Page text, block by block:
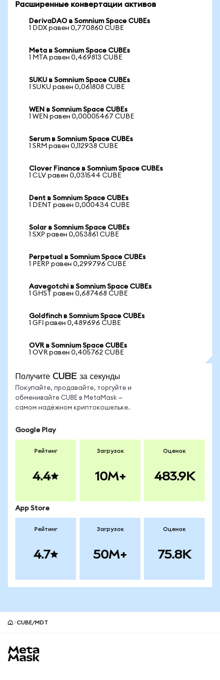
Расширенные конвертации активов
DerivaDAO в Somnium Space CUBEs
1 DDX равен 0,770860 CUBE
Meta в Somnium Space CUBEs
1 MTA равен 0,469813 CUBE
SUKU в Somnium Space CUBEs
1 SUKU равен 0,061808 CUBE
WEN в Somnium Space CUBEs
1 WEN равен 0,00005467 CUBE
Serum в Somnium Space CUBEs
1 SRM равен 0,112938 CUBE
Clover Finance в Somnium Space CUBEs
1 CLV равен 0,031544 CUBE
Dent в Somnium Space CUBEs
1 DENT равен 0,000434 CUBE
Solar в Somnium Space CUBEs
1 SXP равен 0,053861 CUBE
Perpetual в Somnium Space CUBEs
1 PERP равен 0,299796 CUBE
Aavegotchi в Somnium Space CUBEs
1 GHST равен 0,687468 CUBE
Goldfinch в Somnium Space CUBEs
1 GFI равен 0,489696 CUBE
OVR в Somnium Space CUBEs
1 OVR равен 0,405762 CUBE
Получите CUBE за секунды
Покупайте, продавайте, торгуйте и
обменивайте CUBE в MetaMask —
самом надёжном криптокошельке.
Google Play
Рейтинг
4.4
Загрузок
10M+
Оценок
483.9K
App Store
Рейтинг
4.7
Загрузок
50M+
Оценок
75.8K
CUBE/MDT